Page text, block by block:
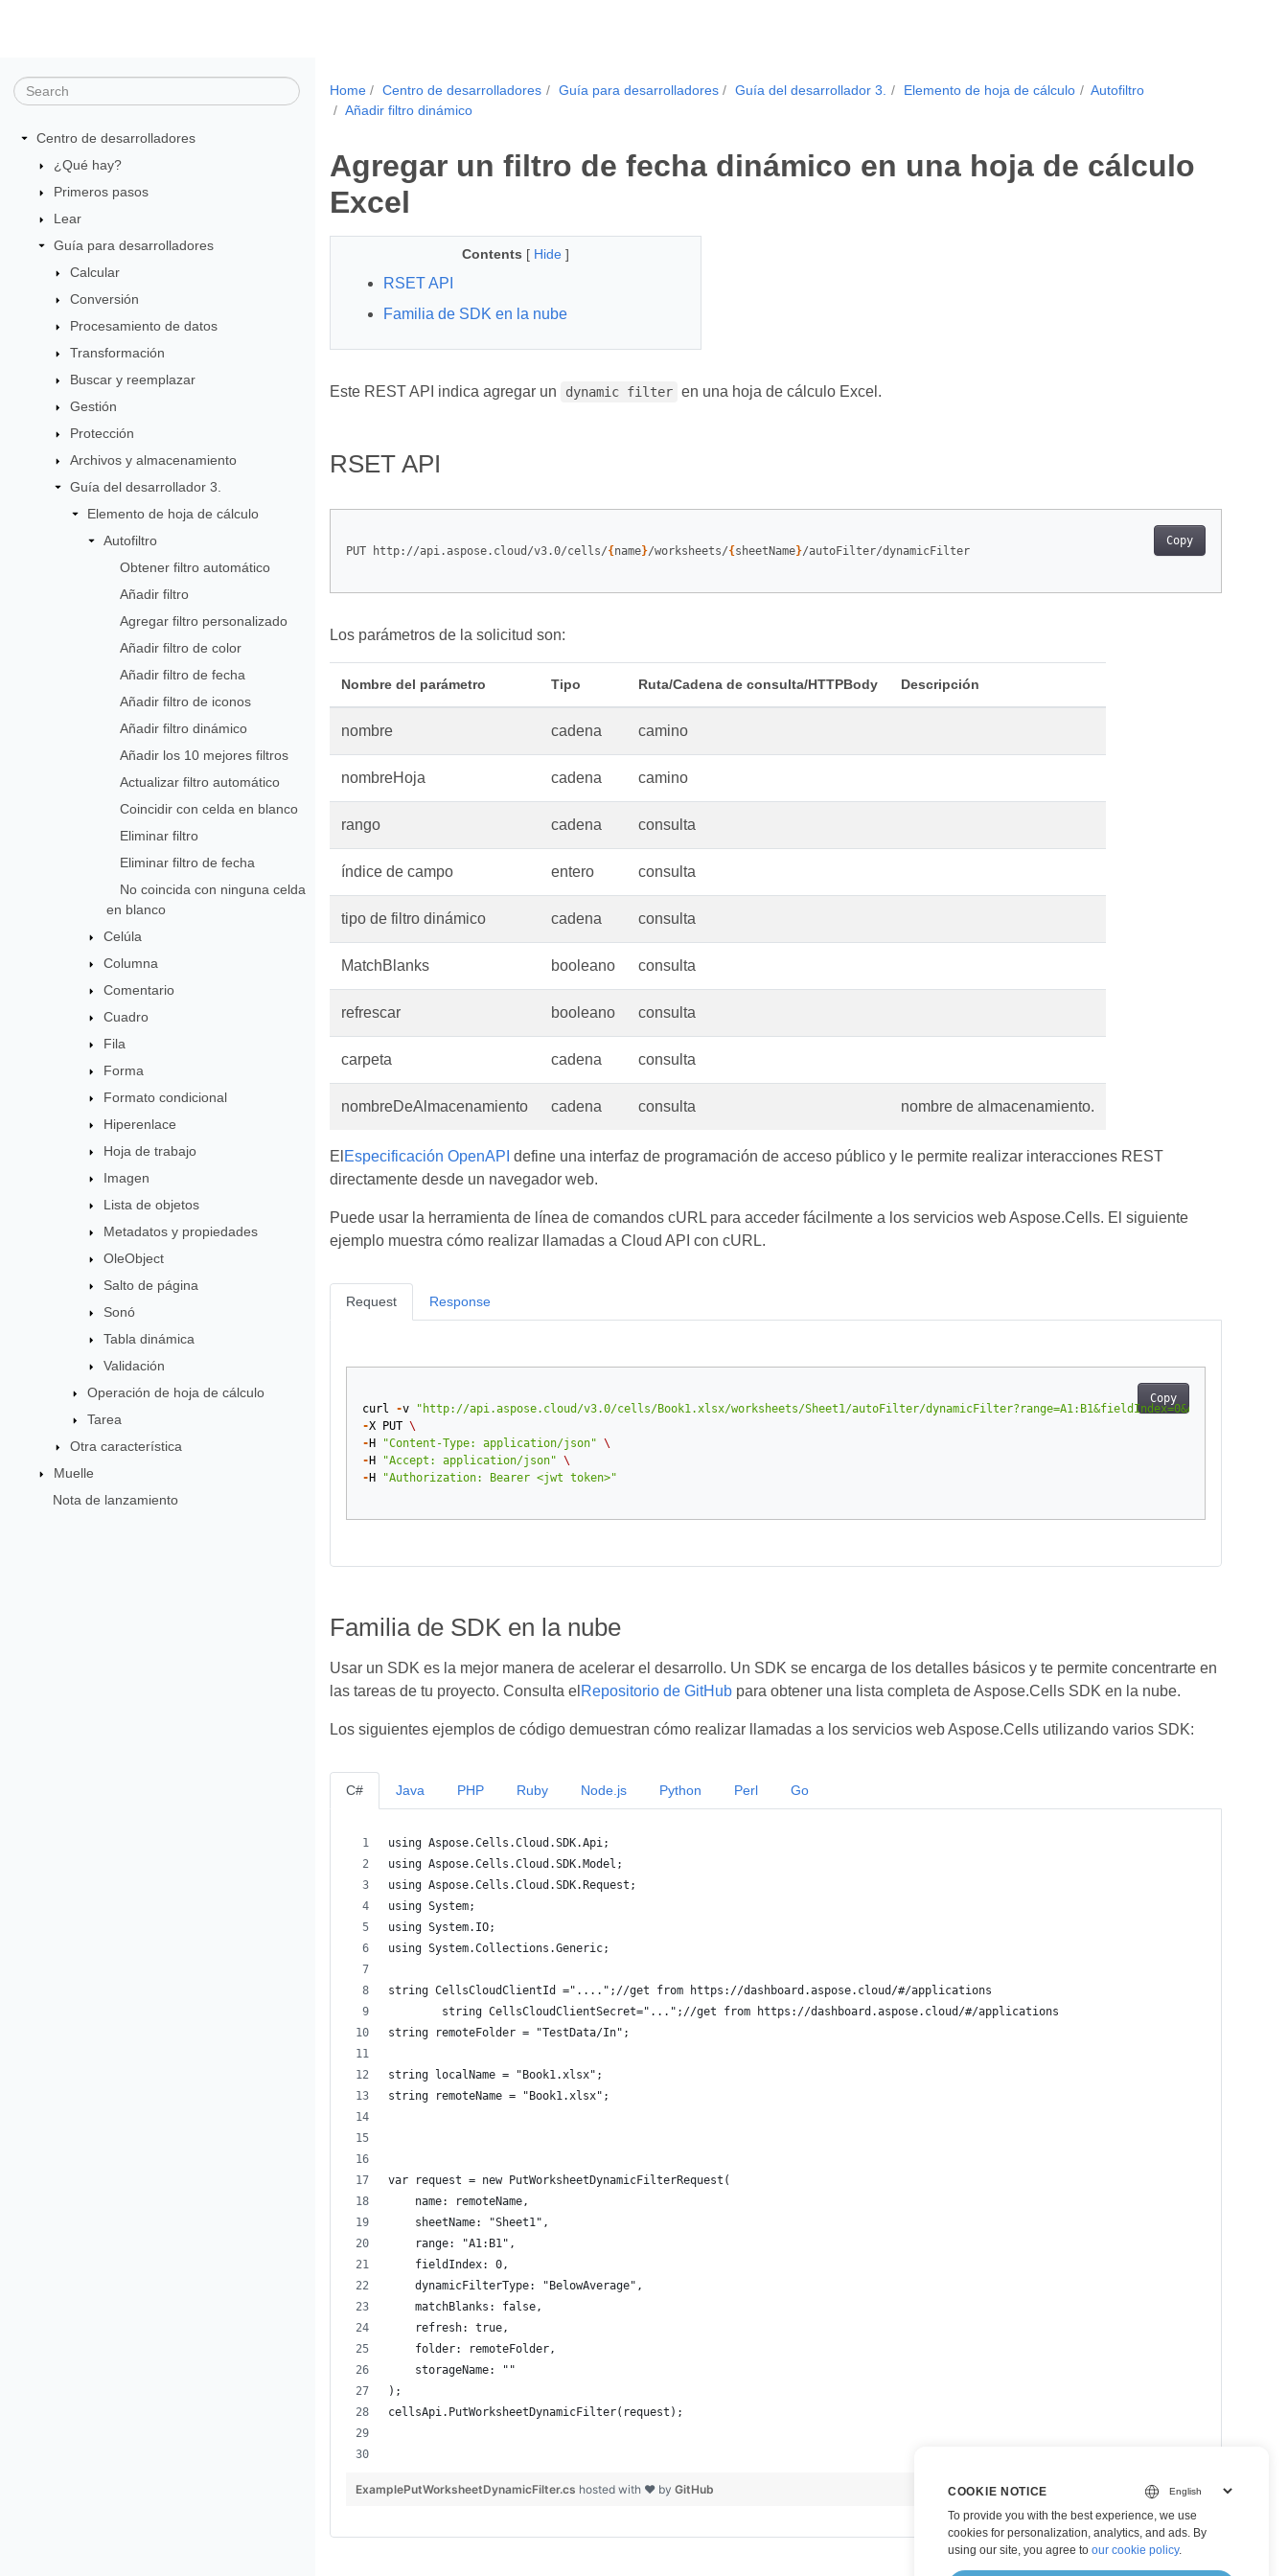
Centro de desarrolladores
¿Qué hay?
Primeros pasos
Lear
Guía para desarrolladores
Calcular
Conversión
Procesamiento de datos
Transformación
Buscar y reemplazar
Gestión
Protección
Archivos y almacenamiento
Guía del desarrollador 3.
Elemento de hoja de cálculo
Autofiltro
Obtener filtro automático
Añadir filtro
Agregar filtro personalizado
Añadir filtro de color
Añadir filtro de fecha
Añadir filtro de iconos
Añadir filtro dinámico
Añadir los 10 mejores filtros
Actualizar filtro automático
Coincidir con celda en blanco
Eliminar filtro
Eliminar filtro de fecha
No coincida con ninguna celda
en blanco
Celúla
Columna
Comentario
Cuadro
Fila
Forma
Formato condicional
Hiperenlace
Hoja de trabajo
Imagen
Lista de objetos
Metadatos y propiedades
OleObject
Salto de página
Sonó
Tabla dinámica
Validación
Operación de hoja de cálculo
Tarea
Otra característica
Muelle
Nota de lanzamiento
Home Centro de desarrolladores Guía para desarrolladores Guía del desarrollador 3. Elemento de hoja de cálculo
Autofiltro
Añadir filtro dinámico
Agregar un filtro de fecha dinámico en una hoja de cálculo
Excel
Contents [ Hide ]
RSET API
Familia de SDK en la nube
Este REST API indica agregar un dynamic filter en una hoja de cálculo Excel.
RSET API
Copy
PUT http://api.aspose.cloud/v3.0/cells/{ name}/worksheets/{ sheetName}/autoFilter/dynamicFilter
Los parámetros de la solicitud son:
Nombre del parámetro Tipo Ruta/Cadena de consulta/HTTPBody Descripción
nombre cadena camino
nombreHoja cadena camino
rango cadena consulta
índice de campo entero consulta
tipo de filtro dinámico cadena consulta
MatchBlanks booleano consulta
refrescar booleano consulta
carpeta cadena consulta
nombreDeAlmacenamiento cadena consulta nombre de almacenamiento.
El Especificación OpenAPI define una interfaz de programación de acceso público y le permite realizar interacciones REST
directamente desde un navegador web.
Puede usar la herramienta de línea de comandos cURL para acceder fácilmente a los servicios web Aspose.Cells. El siguiente
ejemplo muestra cómo realizar llamadas a Cloud API con cURL.
Request
Copy
curl -v
"http://api.aspose.cloud/v3.0/cells/Book1.xlsx/worksheets/Sheet1/autoFilter/
-X PUT \
- H "Content-Type: application/json" \
- H "Accept: application/json" \
- H "Authorization: Bearer <jwt token>"
Response
Familia de SDK en la nube
Usar un SDK es la mejor manera de acelerar el desarrollo. Un SDK se encarga de los detalles básicos y te permite concentrarte en
las tareas de tu proyecto. Consulta el Repositorio de GitHubpara obtener una lista completa de Aspose.Cells SDK en la nube.
Los siguientes ejemplos de código demuestran cómo realizar llamadas a los servicios web Aspose.Cells utilizando varios SDK:
C#
using Aspose.Cells.Cloud.SDK.Api;
using Aspose.Cells.Cloud.SDK.Model;
using Aspose.Cells.Cloud.SDK.Request;
using System;
using System.IO;
using System.Collections.Generic;
string CellsCloudClientId ="....";//get from https://dashboard.aspose.cloud/#/applications
        string CellsCloudClientSecret="...";//get from https://dashboard.aspose.cloud/#/applications
string remoteFolder = "TestData/In";
string localName = "Book1.xlsx";
string remoteName = "Book1.xlsx";
var request = new PutWorksheetDynamicFilterRequest(
    name: remoteName,
    sheetName: "Sheet1",
    range: "A1:B1",
    fieldIndex: 0,
    dynamicFilterType: "BelowAverage",
    matchBlanks: false,
    refresh: true,
    folder: remoteFolder,
    storageName: ""
);
cellsApi.PutWorksheetDynamicFilter(request);
view raw
ExamplePutWorksheetDynamicFilter.cs hosted with ❤ by GitHub
Java PHP Ruby Node.js Python Perl Go
COOKIE NOTICE
To provide you with the best experience, we use
cookies for personalization, analytics, and ads. By
using our site, you agree to our cookie policy.